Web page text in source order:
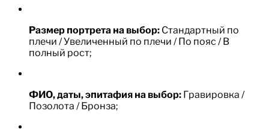
Размер портрета на выбор: Стандартный по
плечи / Увеличенный по плечи / По пояс / В
полный рост;
ФИО, даты, эпитафия на выбор: Гравировка /
Позолота / Бронза;